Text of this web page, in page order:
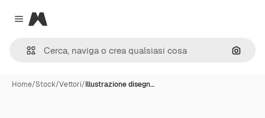
Close menu
Magnific
Cerca
Home/Stock/Vettori/Illustrazione disegn…